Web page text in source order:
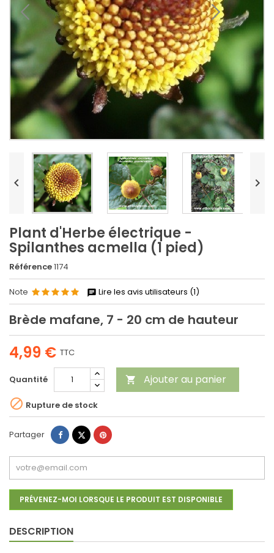
 
Plant d'Herbe électrique -
Spilanthes acmella (1 pied)
Référence1174
Note Lire les avis utilisateurs (1)
Brède mafane, 7 - 20 cm de hauteur
4,99 € TTC
Quantité  Ajouter au panier
 Rupture de stock
Partager PartagerTweetPinterest
PRÉVENEZ-MOI LORSQUE LE PRODUIT EST DISPONIBLE
DESCRIPTION